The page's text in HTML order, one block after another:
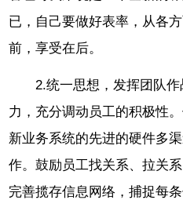
已，自己要做好表率，从各
前，享受在后。
2.统一思想，发挥团队
力，充分调动员工的积极性
新业务系统的先进的硬件多
作。鼓励员工找关系、拉关
完善揽存信息网络，捕捉每